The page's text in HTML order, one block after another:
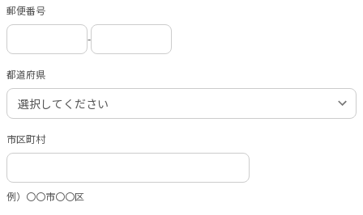
郵便番号
-
都道府県
市区町村
例）〇〇市〇〇区